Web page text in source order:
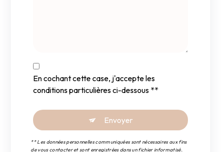
En cochant cette case, j'accepte les
conditions particulières ci-dessous **
Envoyer
** Les données personnelles communiquées sont nécessaires aux fins
de vous contacter et sont enregistrées dans un fichier informatisé.